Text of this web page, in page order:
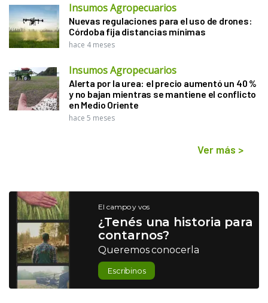
Insumos Agropecuarios
Nuevas regulaciones para el uso de drones:
Córdoba fija distancias mínimas
hace 4 meses
Insumos Agropecuarios
Alerta por la urea: el precio aumentó un 40 %
y no bajan mientras se mantiene el conflicto
en Medio Oriente
hace 5 meses
Ver más >
El campo y vos
¿Tenés una historia para
contarnos?
Queremos conocerla
Escribinos